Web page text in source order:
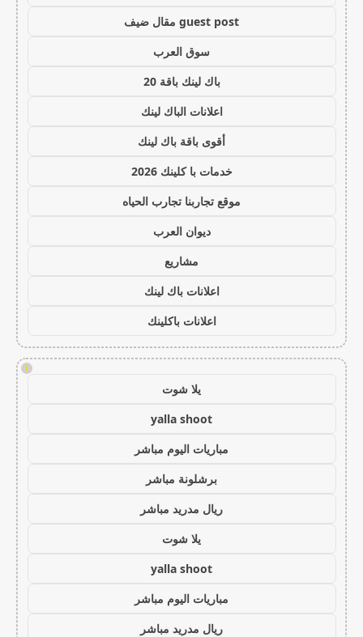
guest post مقال ضيف
سوق العرب
باك لينك باقة 20
اعلانات الباك لينك
أقوى باقة باك لينك
خدمات با كلينك 2026
موقع تجاربنا تجارب الحياه
ديوان العرب
مشاريع
اعلانات باك لينك
اعلانات باكلينك
!
يلا شوت
yalla shoot
مباريات اليوم مباشر
برشلونة مباشر
ريال مدريد مباشر
يلا شوت
yalla shoot
مباريات اليوم مباشر
ريال مدريد مباشر